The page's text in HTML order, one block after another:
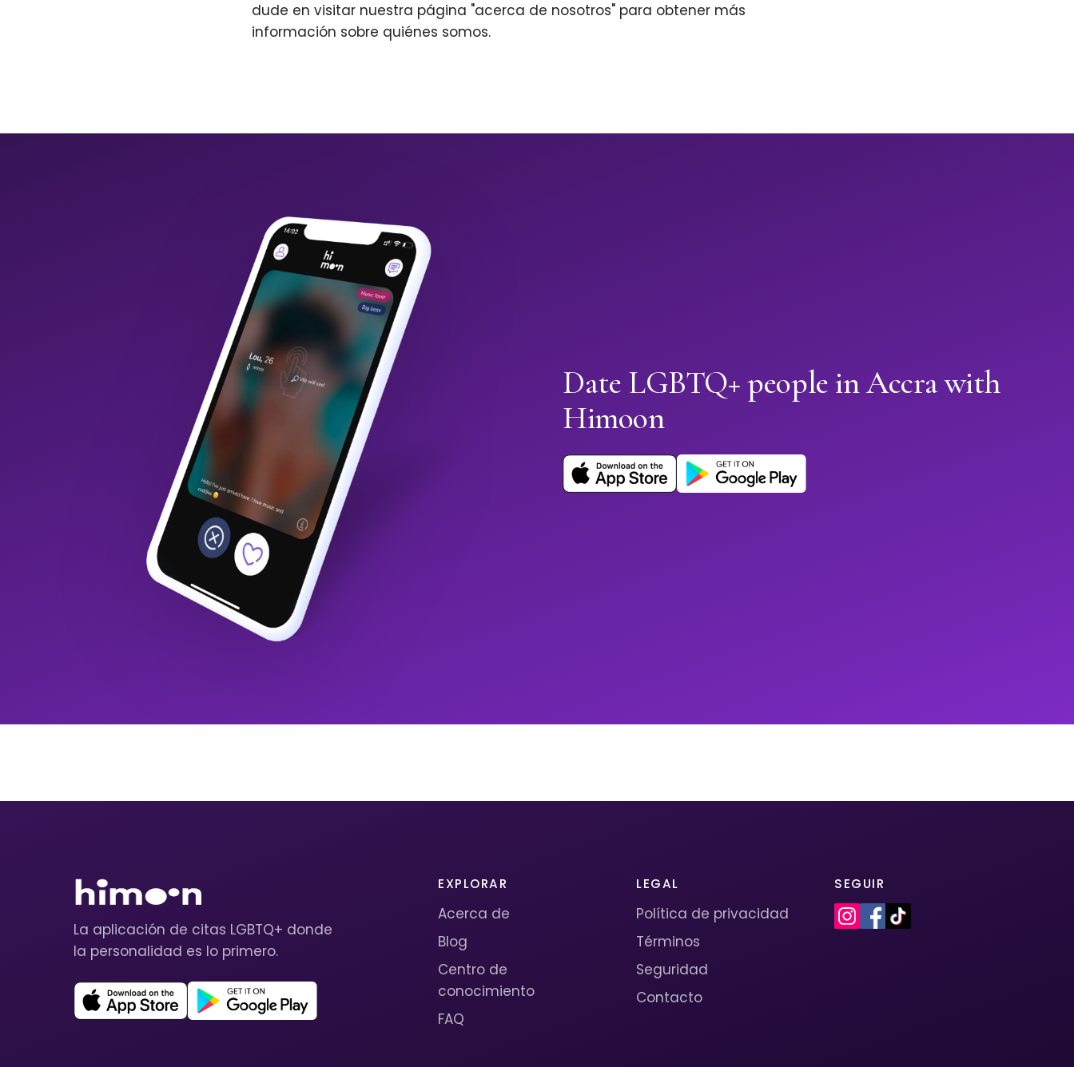
dude en visitar nuestra página "acerca de nosotros" para obtener más
información sobre quiénes somos.
Date LGBTQ+ people in Accra with
Himoon
La aplicación de citas LGBTQ+ donde
la personalidad es lo primero.
EXPLORAR
Acerca de
Blog
Centro de
conocimiento
FAQ
LEGAL
Política de privacidad
Términos
Seguridad
Contacto
SEGUIR